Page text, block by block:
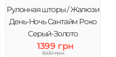
Рулонная шторы / Жалюзи
День-Ночь Сантайм Роко
Серый-Золото
1399 грн
1500 грн